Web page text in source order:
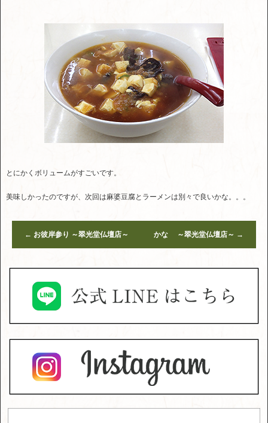
とにかくボリュームがすごいです。
美味しかったのですが、次回は麻婆豆腐とラーメンは別々で良いかな。。。
← お彼岸参り ～翠光堂仏壇店～ かな ～翠光堂仏壇店～ →